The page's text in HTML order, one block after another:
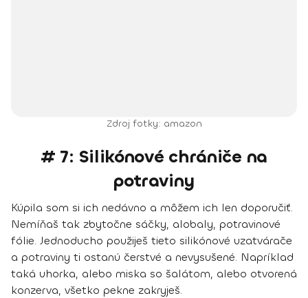
Zdroj fotky: amazon
# 7: Silikónové chrániče na
potraviny
Kúpila som si ich nedávno a môžem ich len doporučiť.
Nemíňaš tak zbytočne sáčky, alobaly, potravinové
fólie. Jednoducho použiješ tieto silikónové uzatvárače
a potraviny ti ostanú čerstvé a nevysušené. Napríklad
taká uhorka, alebo miska so šalátom, alebo otvorená
konzerva, všetko pekne zakryješ.